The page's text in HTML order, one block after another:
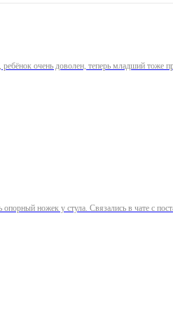
очень доволен, теперь младший тоже
опорный ножек у стула. Связались в чате с